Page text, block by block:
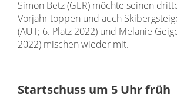
Simon Betz (GER) möchte seinen
Vorjahr toppen und auch
(AUT; 6. Platz 2022) und Melanie
2022) mischen wieder mit.
Startschuss um 5 Uhr früh